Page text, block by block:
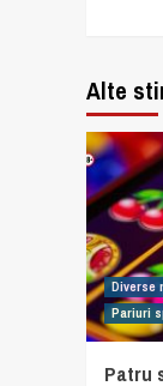
Alte
Diverse
Pariuri
Patru